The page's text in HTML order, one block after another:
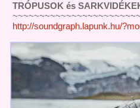
TRÓPUSOK és
http://soundgraph.lapunk.hu/